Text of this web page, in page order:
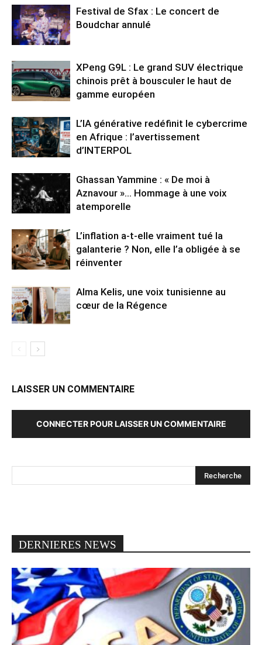
Festival de Sfax : Le concert de
Boudchar annulé
XPeng G9L : Le grand SUV électrique
chinois prêt à bousculer le haut de
gamme européen
L’IA générative redéfinit le cybercrime
en Afrique : l’avertissement
d’INTERPOL
Ghassan Yammine : « De moi à
Aznavour »… Hommage à une voix
atemporelle
L’inflation a-t-elle vraiment tué la
galanterie ? Non, elle l’a obligée à se
réinventer
Alma Kelis, une voix tunisienne au
cœur de la Régence
LAISSER UN COMMENTAIRE
CONNECTER POUR LAISSER UN COMMENTAIRE
DERNIERES NEWS